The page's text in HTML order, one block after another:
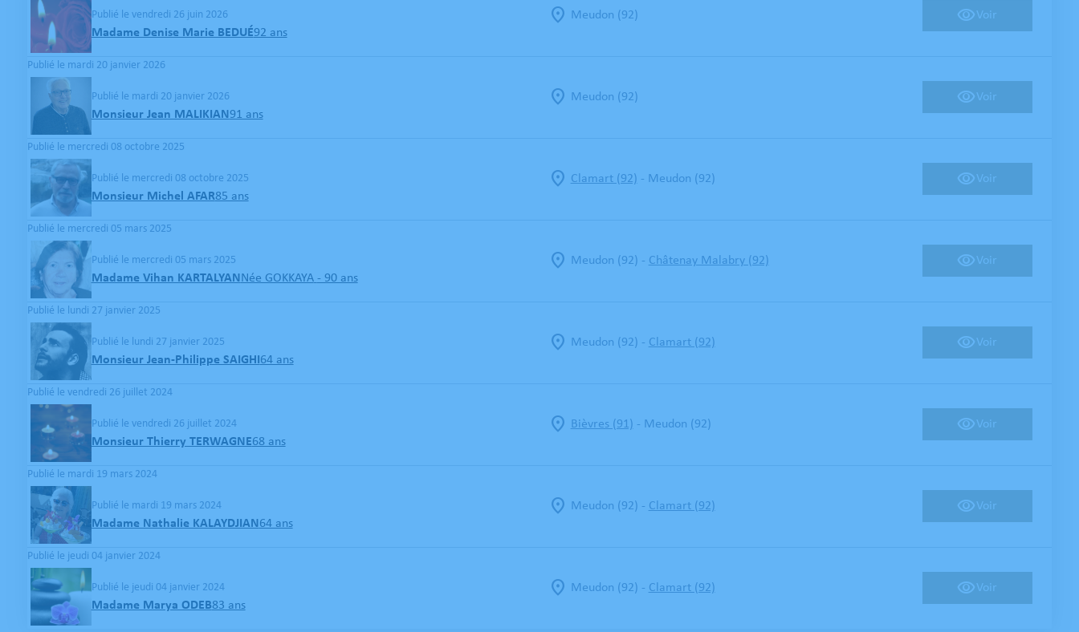
Publié le vendredi 26 juin 2026
Madame Denise Marie BEDUÉ92 ans
Meudon (92) Voir
Publié le mardi 20 janvier 2026
Publié le mardi 20 janvier 2026
Monsieur Jean MALIKIAN91 ans
Meudon (92) Voir
Publié le mercredi 08 octobre 2025
Publié le mercredi 08 octobre 2025
Monsieur Michel AFAR85 ans
Clamart (92) - Meudon (92) Voir
Publié le mercredi 05 mars 2025
Publié le mercredi 05 mars 2025
Madame Vihan KARTALYANNée GOKKAYA - 90 ans
Meudon (92) - Châtenay Malabry (92) Voir
Publié le lundi 27 janvier 2025
Publié le lundi 27 janvier 2025
Monsieur Jean-Philippe SAIGHI64 ans
Meudon (92) - Clamart (92) Voir
Publié le vendredi 26 juillet 2024
Publié le vendredi 26 juillet 2024
Monsieur Thierry TERWAGNE68 ans
Bièvres (91) - Meudon (92) Voir
Publié le mardi 19 mars 2024
Publié le mardi 19 mars 2024
Madame Nathalie KALAYDJIAN64 ans
Meudon (92) - Clamart (92) Voir
Publié le jeudi 04 janvier 2024
Publié le jeudi 04 janvier 2024
Madame Marya ODEB83 ans
Meudon (92) - Clamart (92) Voir